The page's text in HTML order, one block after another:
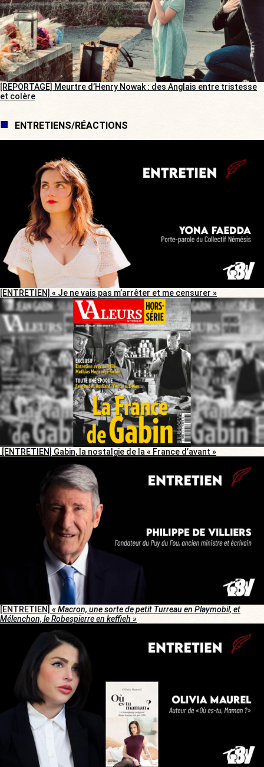
[REPORTAGE] Meurtre d’Henry Nowak : des Anglais entre tristesse
et colère
ENTRETIENS/RÉACTIONS
[ENTRETIEN] « Je ne vais pas m’arrêter et me censurer »
[ENTRETIEN] Gabin, la nostalgie de la « France d’avant »
[ENTRETIEN] « Macron, une sorte de petit Turreau en Playmobil, et
Mélenchon, le Robespierre en keffieh »